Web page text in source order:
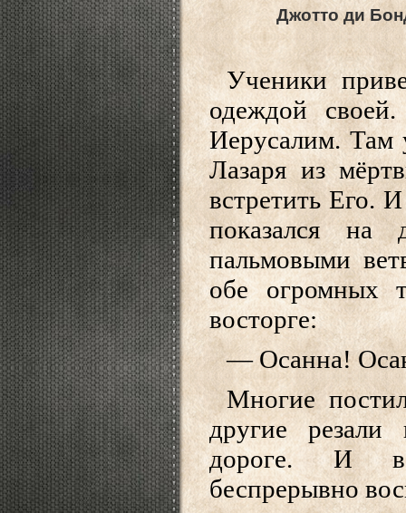
Джотто ди
Ученики
одеждой
Иерусалим. Там
Лазаря из
встретить Его.
показался на
пальмовыми
обе огромных
восторге:
— Осанна!
Многие
другие
дороге. И
беспрерывно